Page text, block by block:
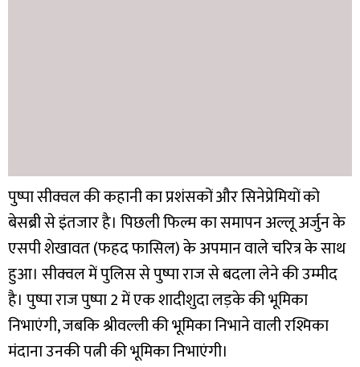
पुष्पा सीक्वल की कहानी का प्रशंसकों और सिनेप्रेमियों को
बेसब्री से इंतजार है। पिछली फिल्म का समापन अल्लू अर्जुन के
एसपी शेखावत (फहद फासिल) के अपमान वाले चरित्र के साथ
हुआ। सीक्वल में पुलिस से पुष्पा राज से बदला लेने की उम्मीद
है। पुष्पा राज पुष्पा 2 में एक शादीशुदा लड़के की भूमिका
निभाएंगी, जबकि श्रीवल्ली की भूमिका निभाने वाली रश्मिका
मंदाना उनकी पत्नी की भूमिका निभाएंगी।